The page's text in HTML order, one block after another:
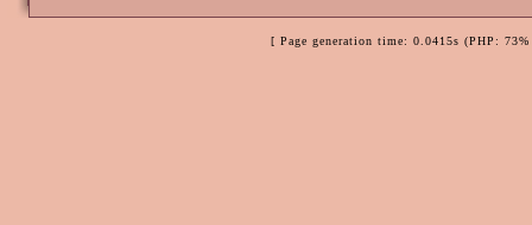
[ Page generation time: 0.0415s (PHP: